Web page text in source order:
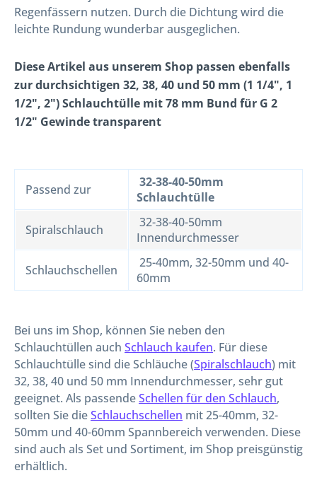
Regenfässern nutzen. Durch die Dichtung wird die
leichte Rundung wunderbar ausgeglichen.
Diese Artikel aus unserem Shop passen ebenfalls
zur durchsichtigen 32, 38, 40 und 50 mm (1 1/4", 1
1/2", 2") Schlauchtülle mit 78 mm Bund für G 2
1/2" Gewinde transparent
Passend zur
32-38-40-50mm
Schlauchtülle
Spiralschlauch
32-38-40-50mm
Innendurchmesser
Schlauchschellen
25-40mm, 32-50mm und 40-
60mm
Bei uns im Shop, können Sie neben den
Schlauchtüllen auch Schlauch kaufen. Für diese
Schlauchtülle sind die Schläuche (Spiralschlauch) mit
32, 38, 40 und 50 mm Innendurchmesser, sehr gut
geeignet. Als passendeSchellen für den Schlauch,
sollten Sie dieSchlauchschellen mit 25-40mm, 32-
50mm und 40-60mm Spannbereich verwenden. Diese
sind auch als Set und Sortiment, im Shop preisgünstig
erhältlich.